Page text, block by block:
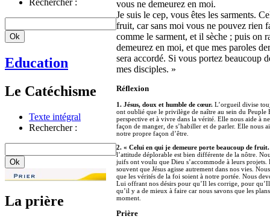
Rechercher :
Education
Le Catéchisme
Texte intégral
Rechercher :
La prière
vous ne demeurez en moi.
Je suis le cep, vous êtes les sarments.
fruit, car sans moi vous ne pouvez rien
comme le sarment, et il sèche ; puis on
demeurez en moi, et que mes paroles
sera accordé. Si vous portez beaucoup
mes disciples. »
Réflexion
1. Jésus, doux et humble de cœur. L’orgueil divise
ont oublié que le privilège de naître au sein du Peuple
perspective et à vivre dans la vérité. Elle nous aide à
façon de manger, de s’habiller et de parler. Elle nous
notre propre façon d’être.
2. « Celui en qui je demeure porte beaucoup de
l’attitude déplorable est bien différente de la nôtre.
juifs ont voulu que Dieu s’accommode à leurs
souvent que Jésus agisse autrement dans nos vies.
que les vérités de la foi soient à notre portée. Nous
Lui offrant nos désirs pour qu’Il les corrige, pour
qu’il y a de mieux à faire car nous savons que les
moment.
Prière